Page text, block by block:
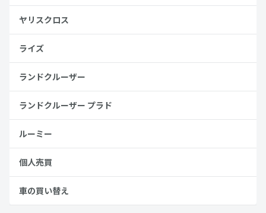
ヤリスクロス
ライズ
ランドクルーザー
ランドクルーザー プラド
ルーミー
個人売買
車の買い替え